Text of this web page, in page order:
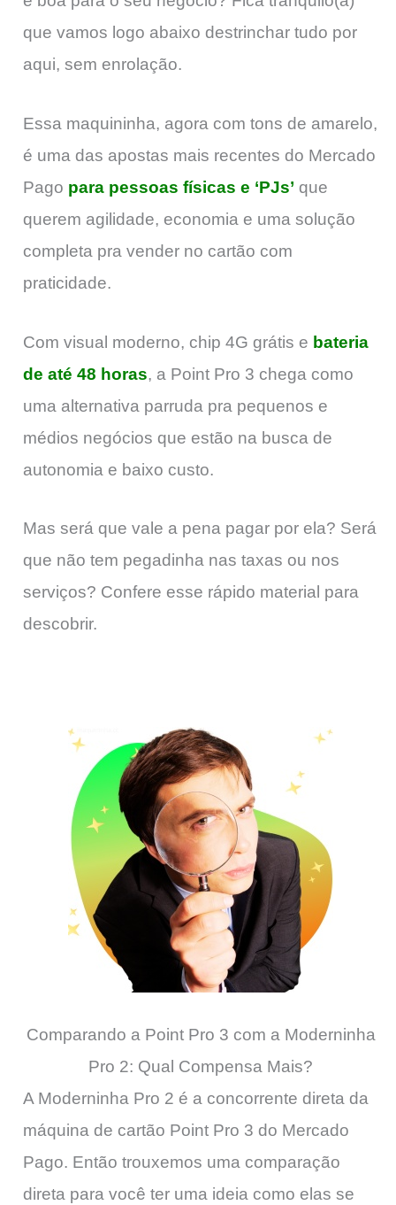
que vamos logo abaixo destrinchar tudo por
aqui, sem enrolação.
Essa maquininha, agora com tons de amarelo,
é uma das apostas mais recentes do Mercado
Pago para pessoas físicas e ‘PJs’ que
querem agilidade, economia e uma solução
completa pra vender no cartão com
praticidade.
Com visual moderno, chip 4G grátis e bateria
de até 48 horas, a Point Pro 3 chega como
uma alternativa parruda pra pequenos e
médios negócios que estão na busca de
autonomia e baixo custo.
Mas será que vale a pena pagar por ela? Será
que não tem pegadinha nas taxas ou nos
serviços? Confere esse rápido material para
descobrir.
Comparando a Point Pro 3 com a Moderninha
Pro 2: Qual Compensa Mais?
A Moderninha Pro 2 é a concorrente direta da
máquina de cartão Point Pro 3 do Mercado
Pago. Então trouxemos uma comparação
direta para você ter uma ideia como elas se